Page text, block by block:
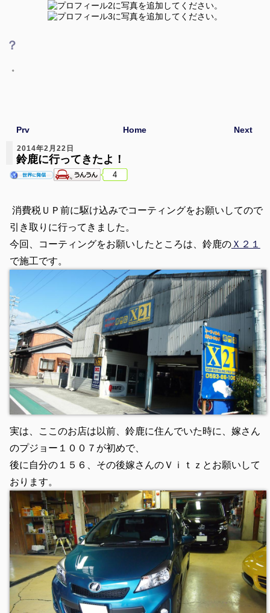
？
。
Next
Prv Home
2014年2月22日
鈴鹿に行ってきたよ！
4
消費税ＵＰ前に駆け込みでコーティングをお願いしてので
引き取りに行ってきました。
今回、コーティングをお願いしたところは、鈴鹿のＸ２１
で施工です。
実は、ここのお店は以前、鈴鹿に住んでいた時に、嫁さん
のプジョー１００７が初めで、
後に自分の１５６、その後嫁さんのＶｉｔｚとお願いして
おります。